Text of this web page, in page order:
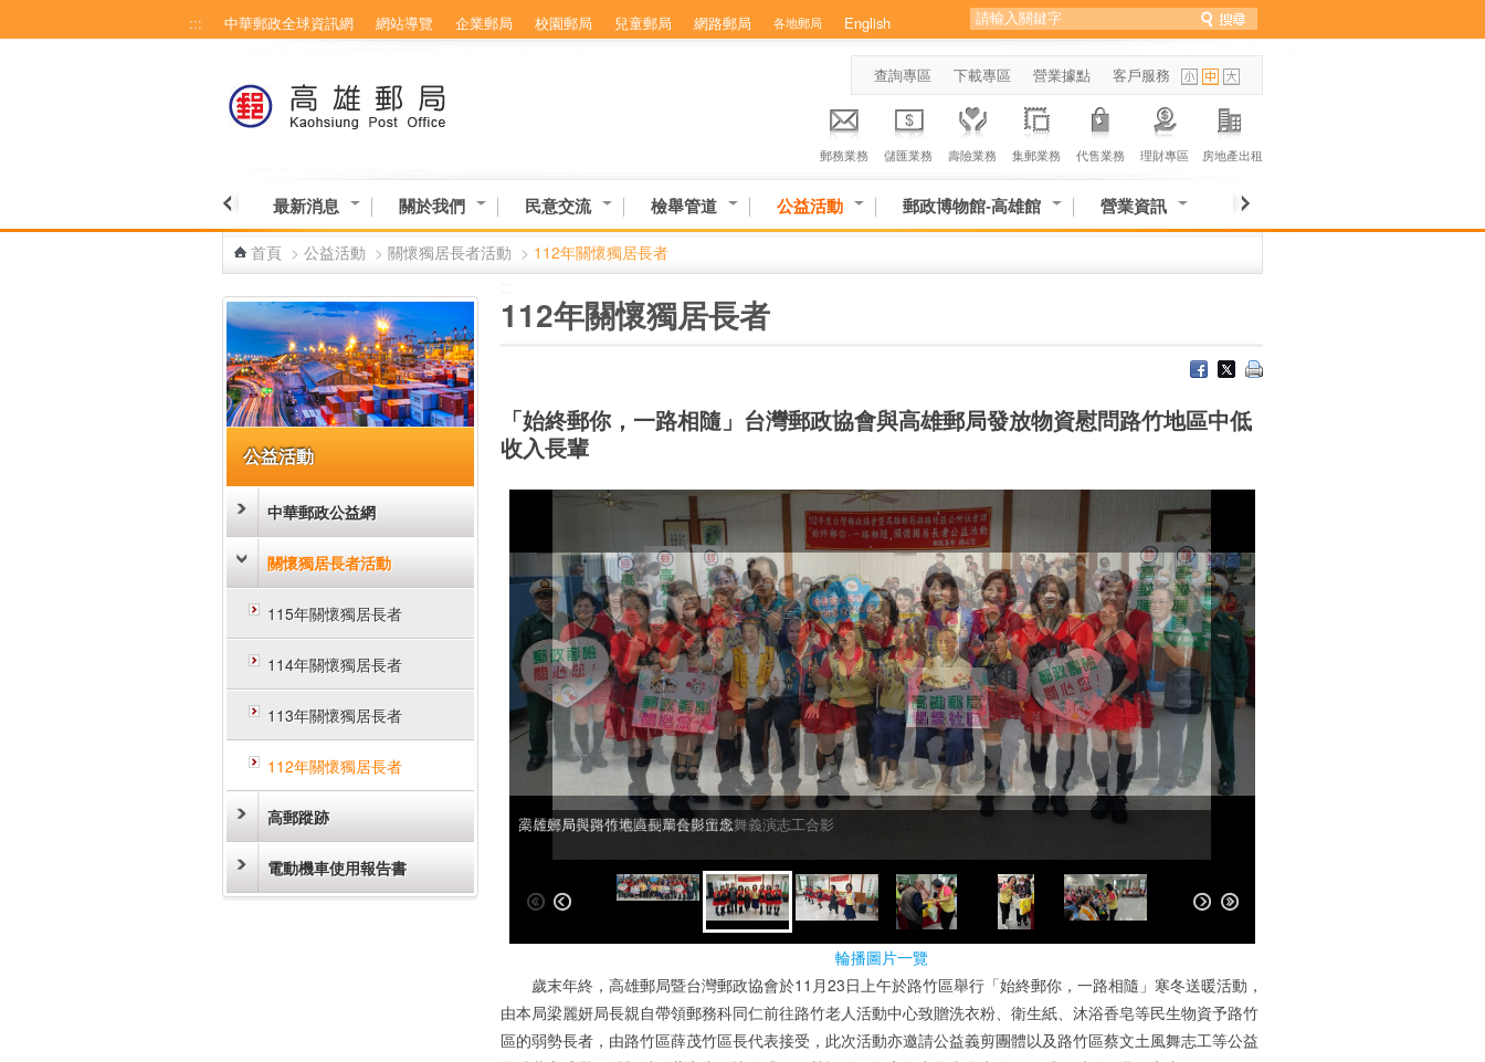
::: 中華郵政全球資訊網 網站導覽 企業郵局 校園郵局 兒童郵局 網路郵局 各地郵局 English
查詢專區 下載專區 營業據點 客戶服務
郵務業務 儲匯業務 壽險業務 集郵業務 代售業務 理財專區 房地產出租
最新消息 關於我們 民意交流 檢舉管道 公益活動 郵政博物館-高雄館 營業資訊
首頁 > 公益活動 > 關懷獨居長者活動 > 112年關懷獨居長者
公益活動
中華郵政公益網
關懷獨居長者活動
115年關懷獨居長者
114年關懷獨居長者
113年關懷獨居長者
112年關懷獨居長者
高郵蹤跡
電動機車使用報告書
112年關懷獨居長者
「始終郵你，一路相隨」台灣郵政協會與高雄郵局發放物資慰問路竹地區中低
收入長輩
高雄郵局與路竹地區長輩合影留念
梁麗妍局長與張素貞副局長與土風舞義演志工合影
輪播圖片一覽
歲末年終，高雄郵局暨台灣郵政協會於11月23日上午於路竹區舉行「始終郵你，一路相隨」寒冬送暖活動，
由本局梁麗妍局長親自帶領郵務科同仁前往路竹老人活動中心致贈洗衣粉、衛生紙、沐浴香皂等民生物資予路竹
區的弱勢長者，由路竹區薛茂竹區長代表接受，此次活動亦邀請公益義剪團體以及路竹區蔡文土風舞志工等公益